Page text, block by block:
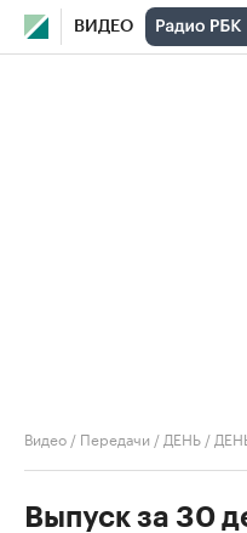
ВИДЕО
Видео / Передачи / ДЕНЬ /
Выпуск за 30